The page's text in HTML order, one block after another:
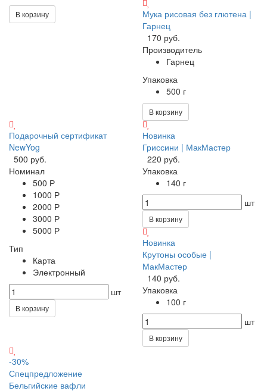
В корзину
Мука рисовая без глютена |
Гарнец
170 руб.
Производитель
Гарнец
Упаковка
500 г
В корзину
Подарочный сертификат
NewYog
500 руб.
Номинал
500 Р
1000 Р
2000 Р
3000 Р
5000 Р
Тип
Карта
Электронный
шт
В корзину
Новинка
Гриссини | МакМастер
220 руб.
Упаковка
140 г
шт
В корзину
Новинка
Крутоны особые |
МакМастер
140 руб.
Упаковка
100 г
шт
В корзину
-30%
Спецпредложение
Бельгийские вафли